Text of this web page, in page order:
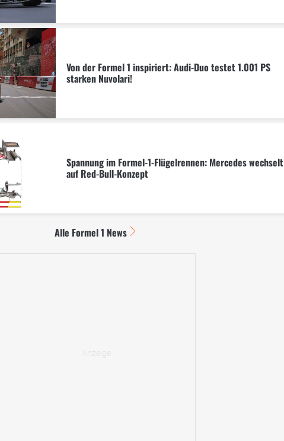
Von der Formel 1 inspiriert: Audi-Duo testet 1.001 PS
starken Nuvolari!
Spannung im Formel-1-Flügelrennen: Mercedes wechselt
auf Red-Bull-Konzept
Alle Formel 1 News